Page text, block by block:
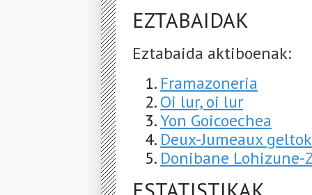
EZTABAIDAK
Eztabaida aktiboenak:
Framazoneria
Oi lur, oi lur
Yon Goicoechea
Deux-Jumeaux
Donibane